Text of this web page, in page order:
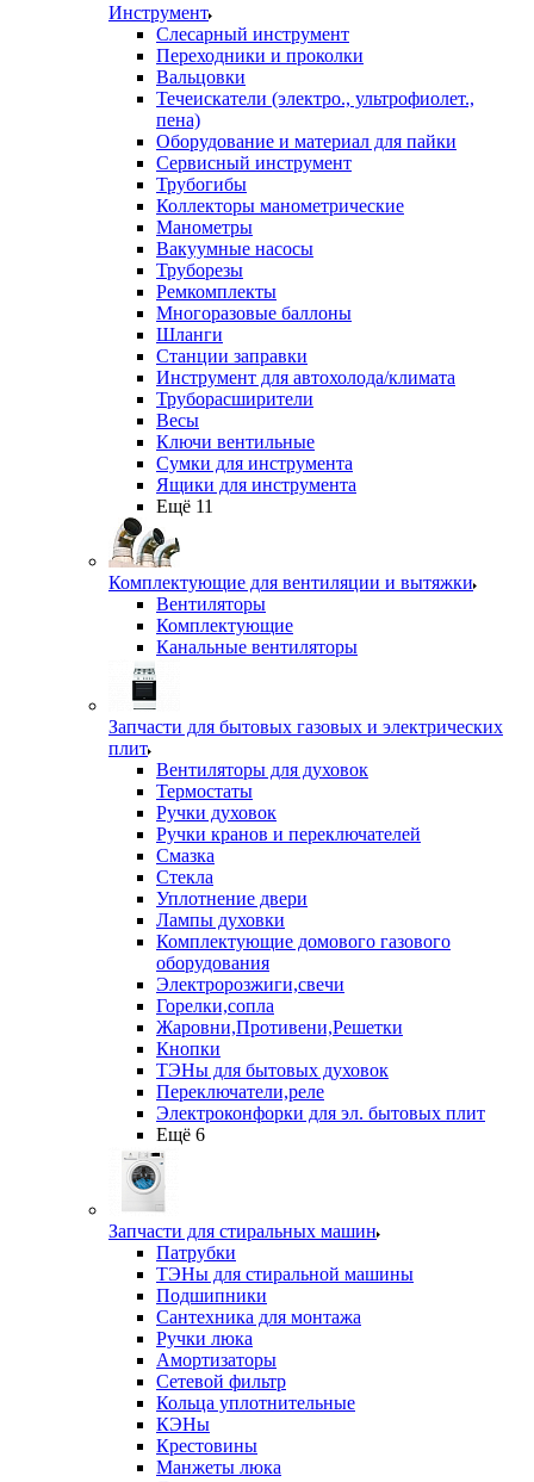
Инструмент
Слесарный инструмент
Переходники и проколки
Вальцовки
Течеискатели (электро., ультрофиолет.,
пена)
Оборудование и материал для пайки
Сервисный инструмент
Трубогибы
Коллекторы манометрические
Манометры
Вакуумные насосы
Труборезы
Ремкомплекты
Многоразовые баллоны
Шланги
Станции заправки
Инструмент для автохолода/климата
Труборасширители
Весы
Ключи вентильные
Сумки для инструмента
Ящики для инструмента
Ещё 11
Комплектующие для вентиляции и вытяжки
Вентиляторы
Комплектующие
Канальные вентиляторы
Запчасти для бытовых газовых и электрических
плит
Вентиляторы для духовок
Термостаты
Ручки духовок
Ручки кранов и переключателей
Смазка
Стекла
Уплотнение двери
Лампы духовки
Комплектующие домового газового
оборудования
Электророзжиги,свечи
Горелки,сопла
Жаровни,Противени,Решетки
Кнопки
ТЭНы для бытовых духовок
Переключатели,реле
Электроконфорки для эл. бытовых плит
Ещё 6
Запчасти для стиральных машин
Патрубки
ТЭНы для стиральной машины
Подшипники
Сантехника для монтажа
Ручки люка
Амортизаторы
Сетевой фильтр
Кольца уплотнительные
КЭНы
Крестовины
Манжеты люка